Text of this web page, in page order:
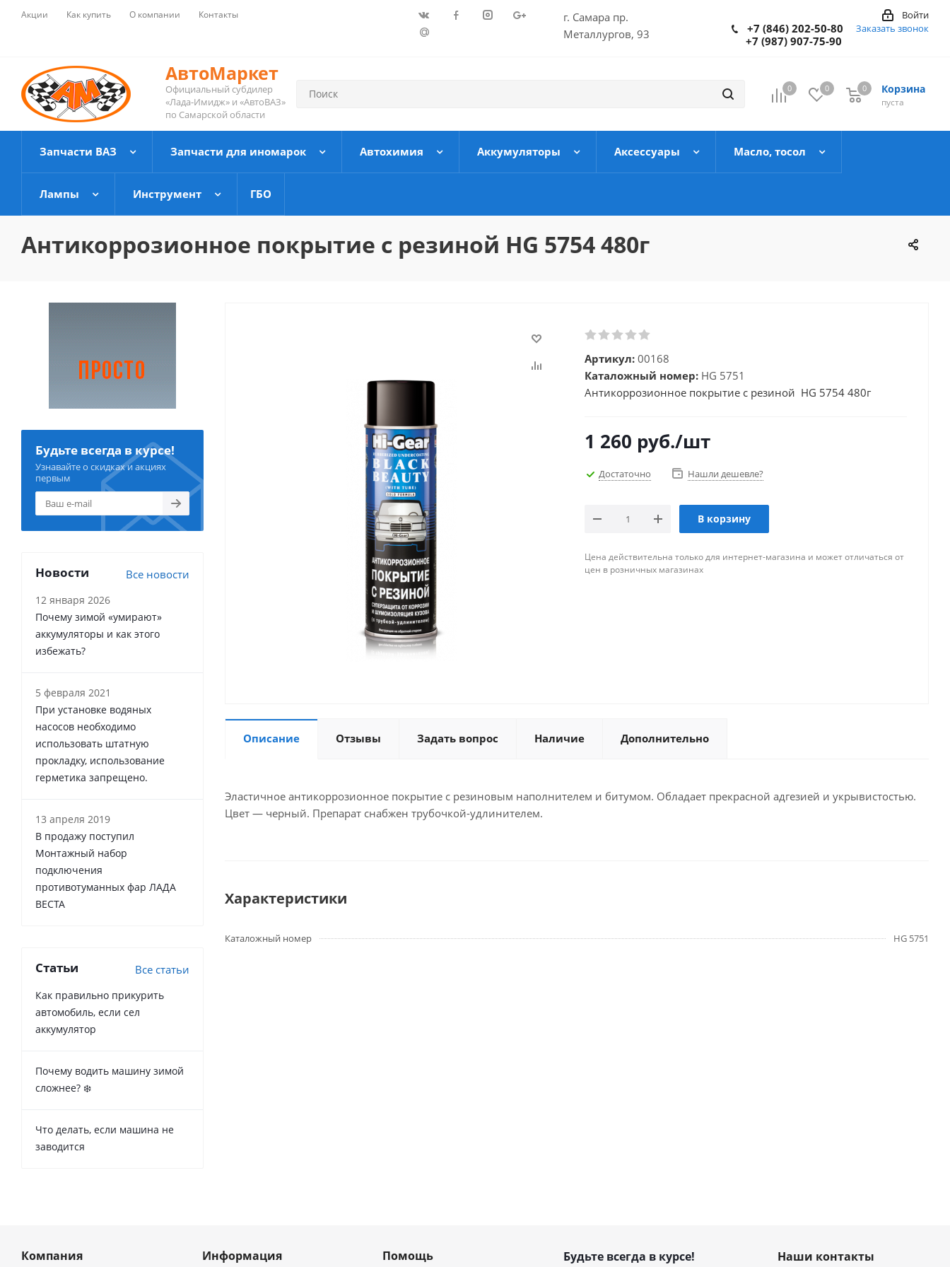
Акции Как купить О компании Контакты
г. Самара пр.
Металлургов, 93
Войти
+7 (846) 202-50-80
+7 (987) 907-75-90
Заказать звонок
АвтоМаркет
Официальный субдилер
«Лада-Имидж» и «АвтоВАЗ»
по Самарской области
0 0 Корзина
пуста
0
Запчасти ВАЗ Запчасти для иномарок Автохимия Аккумуляторы Аксессуары Масло, тосол
Лампы Инструмент ГБО
Антикоррозионное покрытие с резиной HG 5754 480г
Артикул: 00168
Каталожный номер: HG 5751
Антикоррозионное покрытие с резиной HG 5754 480г
1 260 руб./шт
Достаточно Нашли дешевле?
В корзину
Цена действительна только для интернет-магазина и может отличаться от
цен в розничных магазинах
Описание Отзывы Задать вопрос Наличие Дополнительно
Эластичное антикоррозионное покрытие с резиновым наполнителем и битумом. Обладает прекрасной адгезией и укрывистостью.
Цвет — черный. Препарат снабжен трубочкой-удлинителем.
Характеристики
Каталожный номер HG 5751
Будьте всегда в курсе!
Узнавайте о скидках и акциях
первым
Новости Все новости
12 января 2026
Почему зимой «умирают»
аккумуляторы и как этого
избежать?
5 февраля 2021
При установке водяных
насосов необходимо
использовать штатную
прокладку, использование
герметика запрещено.
13 апреля 2019
В продажу поступил
Монтажный набор
подключения
противотуманных фар ЛАДА
ВЕСТА
Статьи Все статьи
Как правильно прикурить
автомобиль, если сел
аккумулятор
Почему водить машину зимой
сложнее? ❄️
Что делать, если машина не
заводится
Компания Информация Помощь Будьте всегда в курсе! Наши контакты